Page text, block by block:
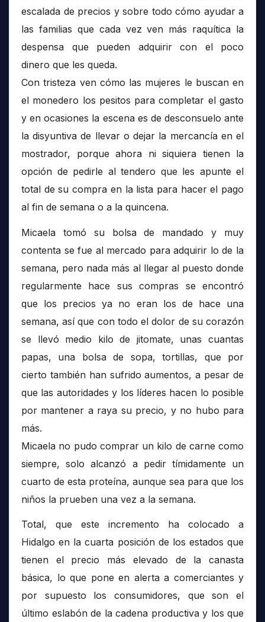
escalada de precios y sobre todo cómo ayudar a
las familias que cada vez ven más raquítica la
despensa que pueden adquirir con el poco
dinero que les queda.
Con tristeza ven cómo las mujeres le buscan en
el monedero los pesitos para completar el gasto
y en ocasiones la escena es de desconsuelo ante
la disyuntiva de llevar o dejar la mercancía en el
mostrador, porque ahora ni siquiera tienen la
opción de pedirle al tendero que les apunte el
total de su compra en la lista para hacer el pago
al fin de semana o a la quincena.
Micaela tomó su bolsa de mandado y muy
contenta se fue al mercado para adquirir lo de la
semana, pero nada más al llegar al puesto donde
regularmente hace sus compras se encontró
que los precios ya no eran los de hace una
semana, así que con todo el dolor de su corazón
se llevó medio kilo de jitomate, unas cuantas
papas, una bolsa de sopa, tortillas, que por
cierto también han sufrido aumentos, a pesar de
que las autoridades y los líderes hacen lo posible
por mantener a raya su precio, y no hubo para
más.
Micaela no pudo comprar un kilo de carne como
siempre, solo alcanzó a pedir tímidamente un
cuarto de esta proteína, aunque sea para que los
niños la prueben una vez a la semana.
Total, que este incremento ha colocado a
Hidalgo en la cuarta posición de los estados que
tienen el precio más elevado de la canasta
básica, lo que pone en alerta a comerciantes y
por supuesto los consumidores, que son el
último eslabón de la cadena productiva y los que